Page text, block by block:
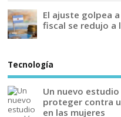
El ajuste golpea
fiscal se redujo a
Tecnología
Un nuevo
proteger contra
en las mujeres